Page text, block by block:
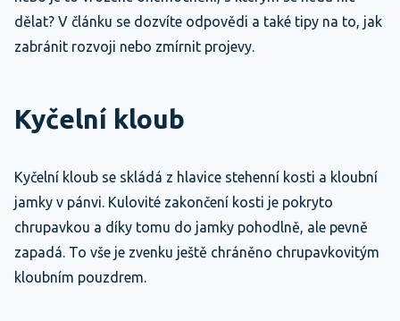
dělat? V článku se dozvíte odpovědi a také tipy na to, jak
zabránit rozvoji nebo zmírnit projevy.
Kyčelní kloub
Kyčelní kloub se skládá z hlavice stehenní kosti a kloubní
jamky v pánvi. Kulovité zakončení kosti je pokryto
chrupavkou a díky tomu do jamky pohodlně, ale pevně
zapadá. To vše je zvenku ještě chráněno chrupavkovitým
kloubním pouzdrem.